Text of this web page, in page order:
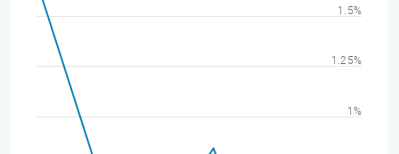
1%
1.25%
1.5%